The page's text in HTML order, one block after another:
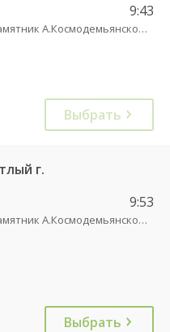
9:43
Памятник А.Космодемьянскому(Балтийское шоссе) трасса
Выбрать
г.
9:53
Памятник А.Космодемьянскому(Балтийское шоссе) трасса
Выбрать